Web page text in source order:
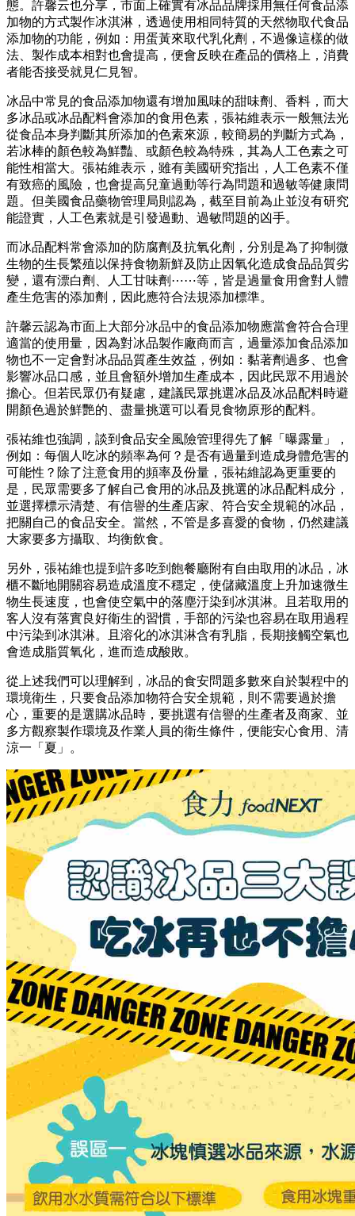
態。許馨云也分享，市面上確實有冰品品牌採用無任何食品添
加物的方式製作冰淇淋，透過使用相同特質的天然物取代食品
添加物的功能，例如：用蛋黃來取代乳化劑，不過像這樣的做
法、製作成本相對也會提高，便會反映在產品的價格上，消費
者能否接受就見仁見智。
冰品中常見的食品添加物還有增加風味的甜味劑、香料，而大
多冰品或冰品配料會添加的食用色素，張祐維表示一般無法光
從食品本身判斷其所添加的色素來源，較簡易的判斷方式為，
若冰棒的顏色較為鮮豔、或顏色較為特殊，其為人工色素之可
能性相當大。張祐維表示，雖有美國研究指出，人工色素不僅
有致癌的風險，也會提高兒童過動等行為問題和過敏等健康問
題。但美國食品藥物管理局則認為，截至目前為止並沒有研究
能證實，人工色素就是引發過動、過敏問題的凶手。
而冰品配料常會添加的防腐劑及抗氧化劑，分別是為了抑制微
生物的生長繁殖以保持食物新鮮及防止因氧化造成食品品質劣
變，還有漂白劑、人工甘味劑⋯⋯等，皆是過量食用會對人體
產生危害的添加劑，因此應符合法規添加標準。
許馨云認為市面上大部分冰品中的食品添加物應當會符合合理
適當的使用量，因為對冰品製作廠商而言，過量添加食品添加
物也不一定會對冰品品質產生效益，例如：黏著劑過多、也會
影響冰品口感，並且會額外增加生產成本，因此民眾不用過於
擔心。但若民眾仍有疑慮，建議民眾挑選冰品及冰品配料時避
開顏色過於鮮艷的、盡量挑選可以看見食物原形的配料。
張祐維也強調，談到食品安全風險管理得先了解「曝露量」，
例如：每個人吃冰的頻率為何？是否有過量到造成身體危害的
可能性？除了注意食用的頻率及份量，張祐維認為更重要的
是，民眾需要多了解自己食用的冰品及挑選的冰品配料成分，
並選擇標示清楚、有信譽的生產店家、符合安全規範的冰品，
把關自己的食品安全。當然，不管是多喜愛的食物，仍然建議
大家要多方攝取、均衡飲食。
另外，張祐維也提到許多吃到飽餐廳附有自由取用的冰品，冰
櫃不斷地開關容易造成溫度不穩定，使儲藏溫度上升加速微生
物生長速度，也會使空氣中的落塵汙染到冰淇淋。且若取用的
客人沒有落實良好衛生的習慣，手部的污染也容易在取用過程
中污染到冰淇淋。且溶化的冰淇淋含有乳脂，長期接觸空氣也
會造成脂質氧化，進而造成酸敗。
從上述我們可以理解到，冰品的食安問題多數來自於製程中的
環境衛生，只要食品添加物符合安全規範，則不需要過於擔
心，重要的是選購冰品時，要挑選有信譽的生產者及商家、並
多方觀察製作環境及作業人員的衛生條件，便能安心食用、清
涼一「夏」。